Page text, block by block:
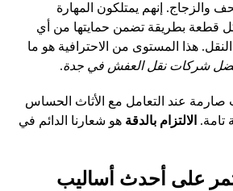
والزجاج. إنهم يمتلكون المهارة
كل قطعة بطريقة تضمن حمايتها من أي
هذا المستوى من الاحترافية هو ما
شركات نقل العفش في جدة.
صارمة عند التعامل مع الأثاث الحساس
تامة. الالتزام بالدقة هو شعارنا الدائم في
على أحدث أساليب